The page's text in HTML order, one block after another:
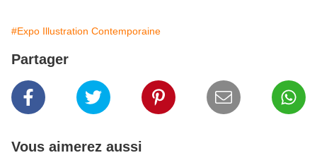
#Expo Illustration Contemporaine
Partager
Vous aimerez aussi